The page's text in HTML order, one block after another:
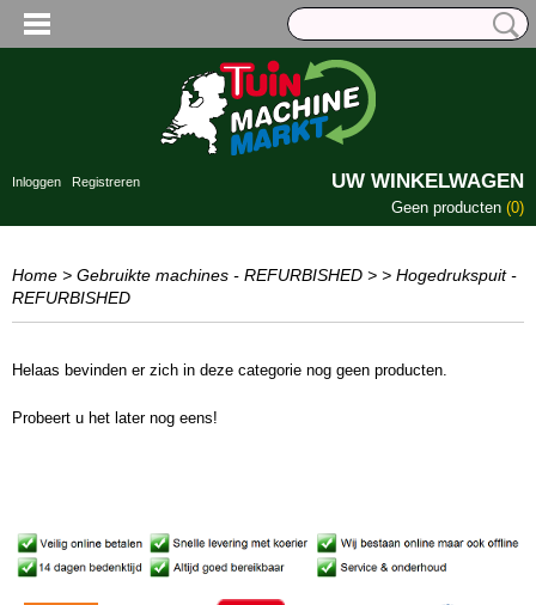
Inloggen Registreren UW WINKELWAGEN
Geen producten (0)
Home > Gebruikte machines - REFURBISHED > > Hogedrukspuit -
REFURBISHED
Helaas bevinden er zich in deze categorie nog geen producten.
Probeert u het later nog eens!